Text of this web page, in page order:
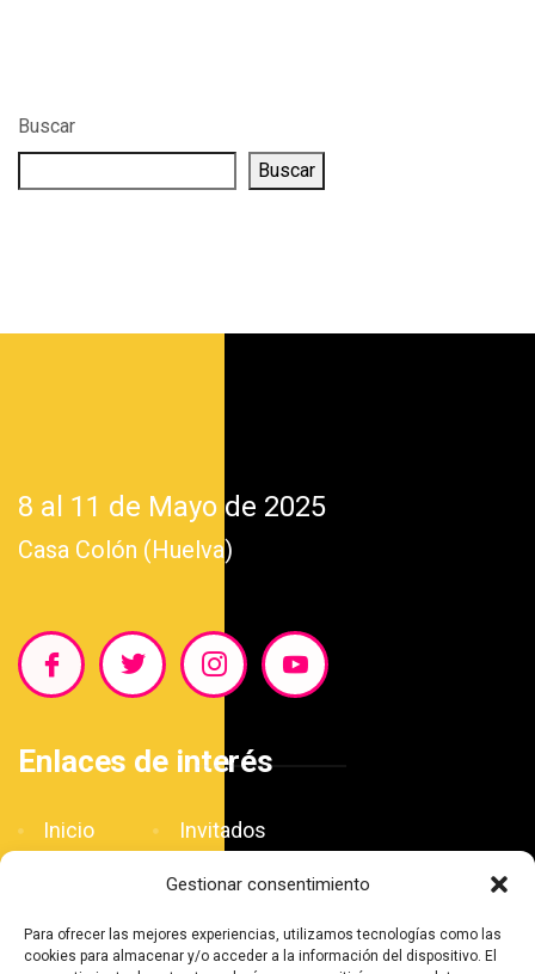
Gestionar consentimiento
Para ofrecer las mejores experiencias, utilizamos tecnologías como las
cookies para almacenar y/o acceder a la información del dispositivo. El
Buscar
Buscar
8 al 11 de Mayo de 2025
Casa Colón (Huelva)
Enlaces de interés
Inicio
Agenda
Invitados
Patrocinadores